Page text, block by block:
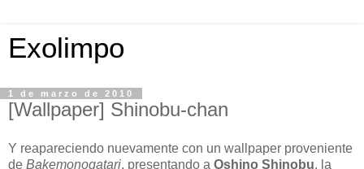
Exolimpo
1 de marzo de 2010
[Wallpaper] Shinobu-chan
Y reapareciendo nuevamente con un wallpaper proveniente
de Bakemonogatari, presentando a Oshino Shinobu, la